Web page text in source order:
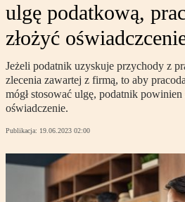
ulgę podatkową,
złożyć
Jeżeli podatnik uzyskuje przychody z
zlecenia zawartej z firmą, to aby
mógł stosować ulgę, podatnik powinien
oświadczenie.
Publikacja: 19.06.2023 02:00